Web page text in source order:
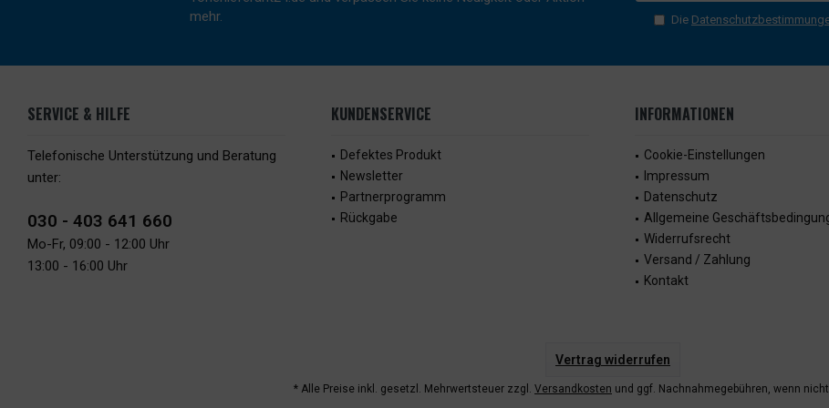
mehr.
Die
SERVICE & HILFE
Telefonische Unterstützung und Beratung
unter:
030 - 403 641 660
Mo-Fr, 09:00 - 12:00 Uhr
13:00 - 16:00 Uhr
KUNDENSERVICE
Defektes Produkt
Newsletter
Partnerprogramm
Rückgabe
INFORMATIONEN
Cookie-Einstellungen
Impressum
Datenschutz
Allgemeine
Widerrufsrecht
Versand / Zahlung
Kontakt
Vertrag widerrufen
* Alle Preise inkl. gesetzl. Mehrwertsteuer zzgl. Versandkosten und ggf. Nachnahmegebühren, wenn